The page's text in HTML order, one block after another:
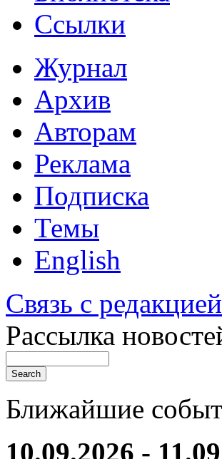
Ссылки
Журнал
Архив
Авторам
Реклама
Подписка
Темы
English
Связь с редакцией
Рассылка
Ближайшие
10.09.2026 -